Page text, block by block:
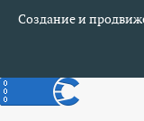
Создание и